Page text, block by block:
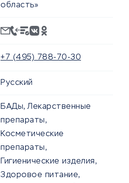
область»
+7 (495) 788-70-30
Русский
БАДы, Лекарственные
препараты,
Косметические
препараты,
Гигиенические изделия,
Здоровое питание,